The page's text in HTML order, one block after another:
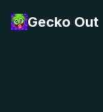
Gecko Out